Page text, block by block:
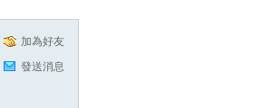
加為好友
發送消息